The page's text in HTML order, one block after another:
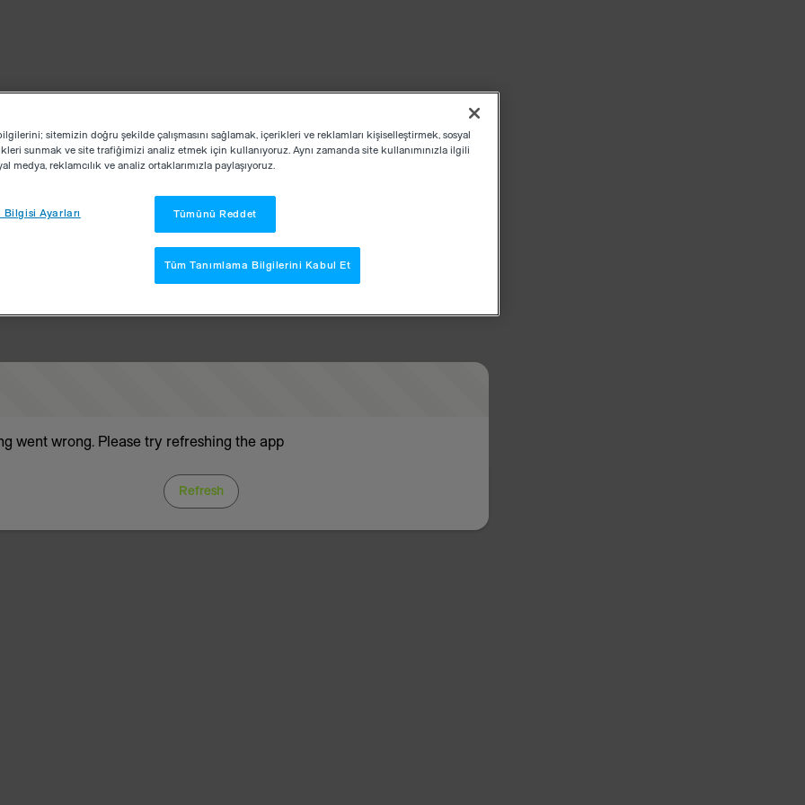
went wrong. Please try refreshing the app
Refresh
bilgilerini; sitemizin doğru şekilde çalışmasını sağlamak, içerikleri ve reklamları kişiselleştirmek, sosyal
sunmak ve site trafiğimizi analiz etmek için kullanıyoruz. Aynı zamanda site kullanımınızla ilgili
medya, reklamcılık ve analiz ortaklarımızla paylaşıyoruz.
Bilgisi Ayarları Tümünü Reddet
Tüm Tanımlama Bilgilerini Kabul Et